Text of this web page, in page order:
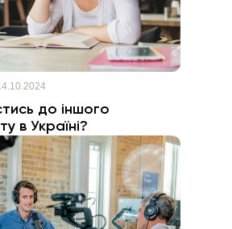
до іншого
в Україні?